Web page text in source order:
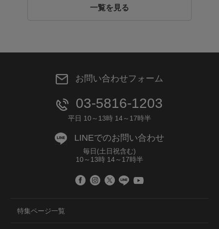
一覧を見る
お問い合わせフォーム
03-5816-1203
平日 10～13時 14～17時半
LINEでのお問い合わせ
毎日(土日祝含む)
10～13時 14～17時半
特集ページ一覧